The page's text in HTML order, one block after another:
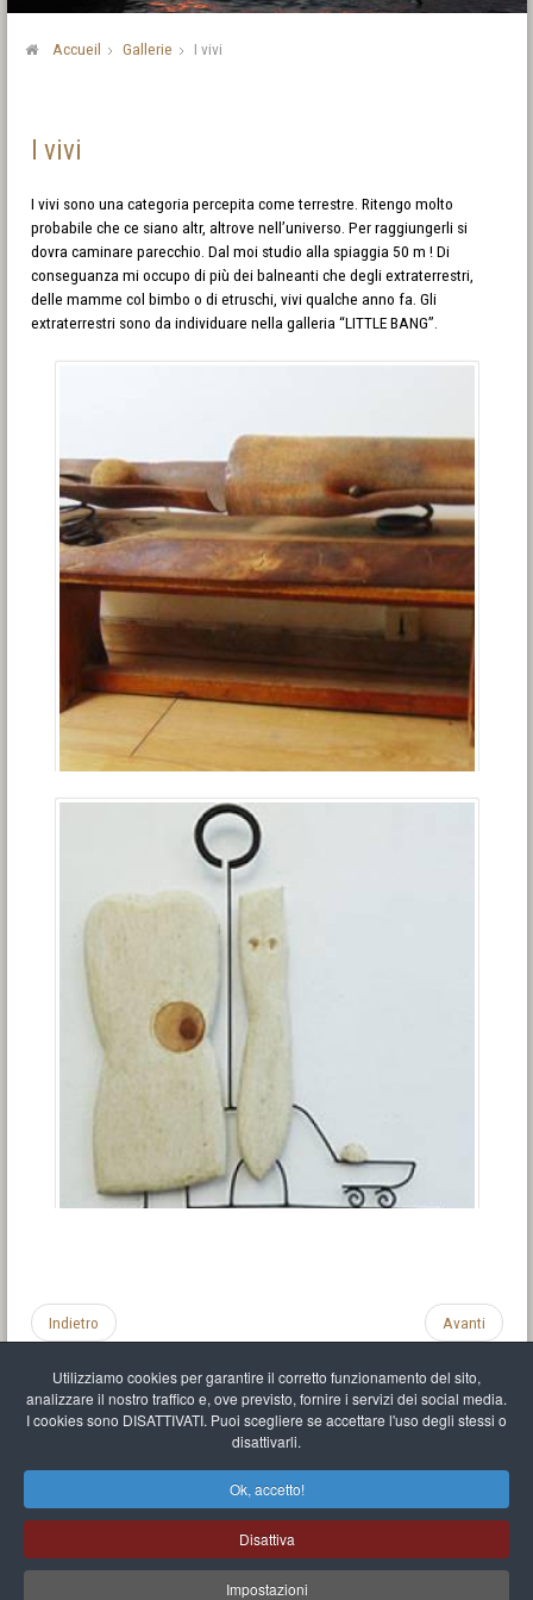
Utilizziamo cookies per garantire il corretto funzionamento del sito,
analizzare il nostro traffico e, ove previsto, fornire i servizi dei social media.
I cookies sono DISATTIVATI. Puoi scegliere se accettare l'uso degli stessi o
disattivarli.
Ok, accetto!
Disattiva
Impostazioni
Accueil Gallerie I vivi
I vivi
I vivi sono una categoria percepita come terrestre. Ritengo molto
probabile che ce siano altr, altrove nell’universo. Per raggiungerli si
dovra caminare parecchio. Dal moi studio alla spiaggia 50 m ! Di
conseguanza mi occupo di più dei balneanti che degli extraterrestri,
delle mamme col bimbo o di etruschi, vivi qualche anno fa. Gli
extraterrestri sono da individuare nella galleria “LITTLE BANG”.
Indietro Avanti
Mappa del sito
Mr Balthasar Brennenstuhl
Artista scultore e pittore
Quai Séverine Résidence Navy Club / 17 83430 Saint-Mandrier-sur-Mer,Provence-
Alpes-Côte d'Azur-France